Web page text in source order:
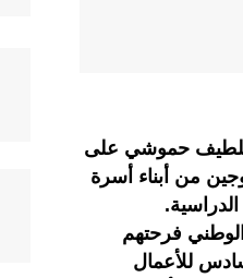
اللطيف حموشي على
من أبناء أسرة
فرحتهم
للأعمال